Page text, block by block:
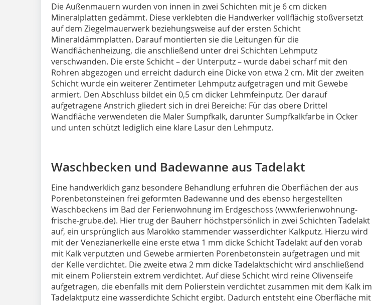
Die Außenmauern wurden von innen in zwei Schichten mit je 6 cm dicken
Mineralplatten gedämmt. Diese verklebten die Handwerker vollflächig stoßversetzt
auf dem Ziegelmauerwerk beziehungsweise auf der ersten Schicht
Mineraldämmplatten. Darauf montierten sie die Leitungen für die
Wandflächenheizung, die anschließend unter drei Schichten Lehmputz
verschwanden. Die erste Schicht – der Unterputz – wurde dabei scharf mit den
Rohren abgezogen und erreicht dadurch eine Dicke von etwa 2 cm. Mit der zweiten
Schicht wurde ein weiterer Zentimeter Lehmputz aufgetragen und mit Gewebe
armiert. Den Abschluss bildet ein 0,5 cm dicker Lehmfeinputz. Der darauf
aufgetragene Anstrich gliedert sich in drei Bereiche: Für das obere Drittel
Wandfläche verwendeten die Maler Sumpfkalk, darunter Sumpfkalkfarbe in Ocker
und unten schützt lediglich eine klare Lasur den Lehmputz.
Waschbecken und Badewanne aus Tadelakt
Eine handwerklich ganz besondere Behandlung erfuhren die Oberflächen der aus
Porenbetonsteinen frei geformten Badewanne und des ebenso hergestellten
Waschbeckens im Bad der Ferienwohnung im Erdgeschoss (www.ferienwohnung-
frische-grube.de). Hier trug der Bauherr höchstpersönlich in zwei Schichten Tadelakt
auf, ein ursprünglich aus Marokko stammender wasserdichter Kalkputz. Hierzu wird
mit der Venezianerkelle eine erste etwa 1 mm dicke Schicht Tadelakt auf den vorab
mit Kalk verputzten und Gewebe armierten Porenbetonstein aufgetragen und mit
der Kelle verdichtet. Die zweite etwa 2 mm dicke Tadelaktschicht wird anschließend
mit einem Polierstein extrem verdichtet. Auf diese Schicht wird reine Olivenseife
aufgetragen, die ebenfalls mit dem Polierstein verdichtet zusammen mit dem Kalk im
Tadelaktputz eine wasserdichte Schicht ergibt. Dadurch entsteht eine Oberfläche mit